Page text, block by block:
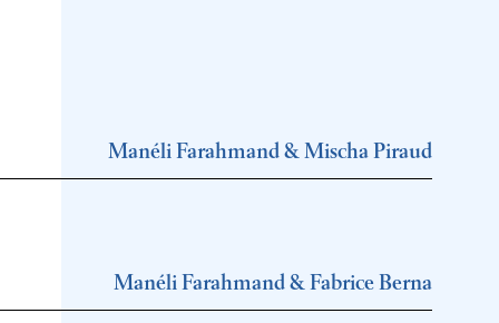
Manéli Farahmand & Mischa Piraud
Manéli Farahmand & Fabrice Berna